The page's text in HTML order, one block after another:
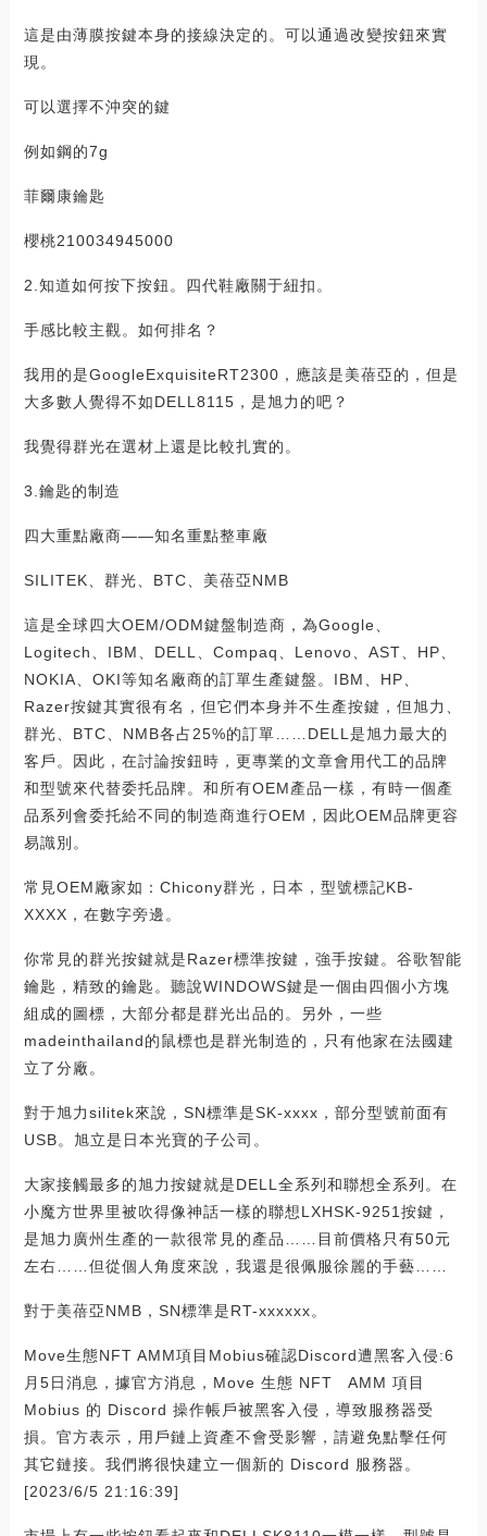
這是由薄膜按鍵本身的接線決定的。可以通過改變按鈕來實
現。
可以選擇不沖突的鍵
例如鋼的7g
菲爾康鑰匙
櫻桃210034945000
2.知道如何按下按鈕。四代鞋廠關于紐扣。
手感比較主觀。如何排名？
我用的是GoogleExquisiteRT2300，應該是美蓓亞的，但是
大多數人覺得不如DELL8115，是旭力的吧？
我覺得群光在選材上還是比較扎實的。
3.鑰匙的制造
四大重點廠商——知名重點整車廠
SILITEK、群光、BTC、美蓓亞NMB
這是全球四大OEM/ODM鍵盤制造商，為Google、
Logitech、IBM、DELL、Compaq、Lenovo、AST、HP、
NOKIA、OKI等知名廠商的訂單生產鍵盤。IBM、HP、
Razer按鍵其實很有名，但它們本身并不生產按鍵，但旭力、
群光、BTC、NMB各占25%的訂單……DELL是旭力最大的
客戶。因此，在討論按鈕時，更專業的文章會用代工的品牌
和型號來代替委托品牌。和所有OEM產品一樣，有時一個產
品系列會委托給不同的制造商進行OEM，因此OEM品牌更容
易識別。
常見OEM廠家如：Chicony群光，日本，型號標記KB-
XXXX，在數字旁邊。
你常見的群光按鍵就是Razer標準按鍵，強手按鍵。谷歌智能
鑰匙，精致的鑰匙。聽說WINDOWS鍵是一個由四個小方塊
組成的圖標，大部分都是群光出品的。另外，一些
madeinthailand的鼠標也是群光制造的，只有他家在法國建
立了分廠。
對于旭力silitek來說，SN標準是SK-xxxx，部分型號前面有
USB。旭立是日本光寶的子公司。
大家接觸最多的旭力按鍵就是DELL全系列和聯想全系列。在
小魔方世界里被吹得像神話一樣的聯想LXHSK-9251按鍵，
是旭力廣州生產的一款很常見的產品……目前價格只有50元
左右……但從個人角度來說，我還是很佩服徐麗的手藝……
對于美蓓亞NMB，SN標準是RT-xxxxxx。
Move生態NFT AMM項目Mobius確認Discord遭黑客入侵:6
月5日消息，據官方消息，Move 生態 NFT AMM 項目
Mobius 的 Discord 操作帳戶被黑客入侵，導致服務器受
損。官方表示，用戶鏈上資產不會受影響，請避免點擊任何
其它鏈接。我們將很快建立一個新的 Discord 服務器。
[2023/6/5 21:16:39]